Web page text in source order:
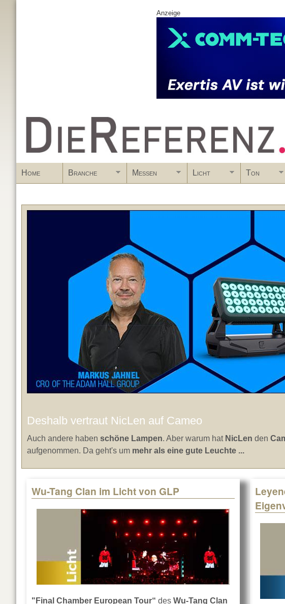
Anzeige
www.DieReferenz.de
Home Branche Messen Licht Ton
Visionäre Show für Michael Patrick Kelly
Michael Patrick Kellyhat wieder auf dieBerliner Design-Agentur ST.
"Traces"-Tour . UndRobe hat geliefert ...
Wu-Tang Clan im Licht von GLP
"Final Chamber European Tour“ des Wu-Tang Clan
Pages